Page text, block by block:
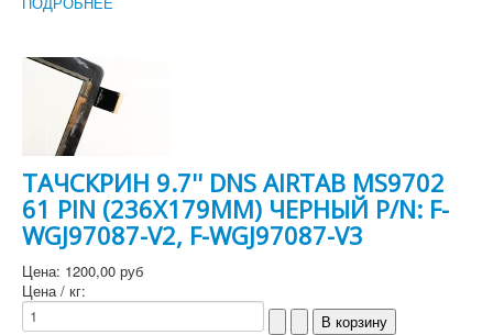
ТАЧСКРИН 9.7'' DNS AIRTAB MS9702
61 PIN (236Х179MM) ЧЕРНЫЙ P/N: F-
WGJ97087-V2, F-WGJ97087-V3
Цена: 1200,00 руб
Цена / кг: